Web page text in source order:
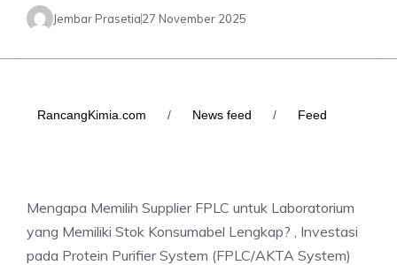
Jembar Prasetia27 November 2025
RancangKimia.com / News feed / Feed
Mengapa Memilih Supplier FPLC untuk Laboratorium
yang Memiliki Stok Konsumabel Lengkap? , Investasi
pada Protein Purifier System (FPLC/AKTA System)